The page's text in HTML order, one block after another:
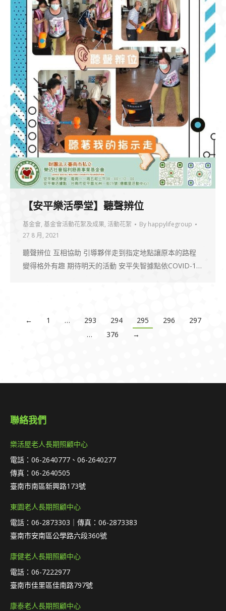
【安平樂活學堂】聽聲辨位
基金會, 基金會活動花絮及成果, 活動花絮 By happylifegroup
27 8 月, 2021
聽聲辨位 互相協助 引導夥伴走到指定地點讓原本的路程
變得格外有趣 期待明天的活動 安平失智據點依COVID-1…
← 1 … 293 294 295 296
297
…
376 →
聯絡我們
樂活屋老人長期照顧中心
電話：06-2640777、06-2640277
傳真：06-2640505
臺南市南區新興路173號
東園老人長期照顧中心
電話：06-2873303｜傳真：06-2873383
臺南市安南區公學路六段360號
康健老人長期照顧中心
電話：06-7222977
臺南市佳里區佳南路797號
康泰老人長期照顧中心